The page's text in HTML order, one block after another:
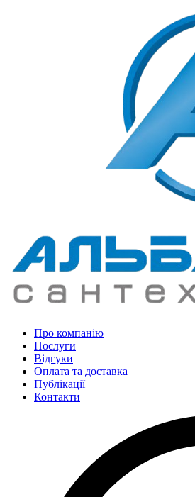
Про компанію
Послуги
Відгуки
Оплата та доставка
Публікації
Контакти